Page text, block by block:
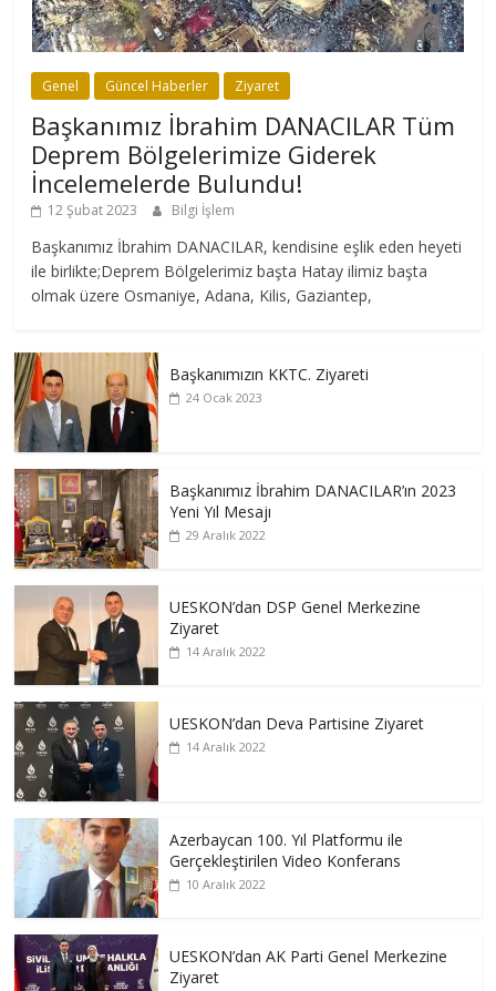
Genel Güncel Haberler Ziyaret
Başkanımız İbrahim DANACILAR Tüm
Deprem Bölgelerimize Giderek
İncelemelerde Bulundu!
12 Şubat 2023 Bilgi İşlem
Başkanımız İbrahim DANACILAR, kendisine eşlik eden heyeti
ile birlikte;Deprem Bölgelerimiz başta Hatay ilimiz başta
olmak üzere Osmaniye, Adana, Kilis, Gaziantep,
Başkanımızın KKTC. Ziyareti
24 Ocak 2023
Başkanımız İbrahim DANACILAR’ın 2023
Yeni Yıl Mesajı
29 Aralık 2022
UESKON’dan DSP Genel Merkezine
Ziyaret
14 Aralık 2022
UESKON’dan Deva Partisine Ziyaret
14 Aralık 2022
Azerbaycan 100. Yıl Platformu ile
Gerçekleştirilen Video Konferans
10 Aralık 2022
UESKON’dan AK Parti Genel Merkezine
Ziyaret